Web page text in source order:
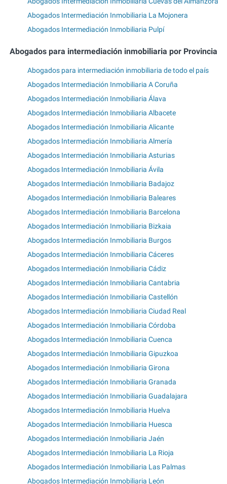
Abogados Intermediación Inmobiliaria La Mojonera
Abogados Intermediación Inmobiliaria Pulpí
Abogados para intermediación inmobiliaria por Provincia
Abogados para intermediación inmobiliaria de todo el país
Abogados Intermediación Inmobiliaria A Coruña
Abogados Intermediación Inmobiliaria Álava
Abogados Intermediación Inmobiliaria Albacete
Abogados Intermediación Inmobiliaria Alicante
Abogados Intermediación Inmobiliaria Almería
Abogados Intermediación Inmobiliaria Asturias
Abogados Intermediación Inmobiliaria Ávila
Abogados Intermediación Inmobiliaria Badajoz
Abogados Intermediación Inmobiliaria Baleares
Abogados Intermediación Inmobiliaria Barcelona
Abogados Intermediación Inmobiliaria Bizkaia
Abogados Intermediación Inmobiliaria Burgos
Abogados Intermediación Inmobiliaria Cáceres
Abogados Intermediación Inmobiliaria Cádiz
Abogados Intermediación Inmobiliaria Cantabria
Abogados Intermediación Inmobiliaria Castellón
Abogados Intermediación Inmobiliaria Ciudad Real
Abogados Intermediación Inmobiliaria Córdoba
Abogados Intermediación Inmobiliaria Cuenca
Abogados Intermediación Inmobiliaria Gipuzkoa
Abogados Intermediación Inmobiliaria Girona
Abogados Intermediación Inmobiliaria Granada
Abogados Intermediación Inmobiliaria Guadalajara
Abogados Intermediación Inmobiliaria Huelva
Abogados Intermediación Inmobiliaria Huesca
Abogados Intermediación Inmobiliaria Jaén
Abogados Intermediación Inmobiliaria La Rioja
Abogados Intermediación Inmobiliaria Las Palmas
Abogados Intermediación Inmobiliaria León